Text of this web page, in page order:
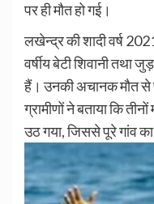
पर ही मौत हो गई।
लखेन्द्र की शादी वर्ष
वर्षीय बेटी शिवानी तथा
हैं। उनकी अचानक मौत से
ग्रामीणों ने बताया कि
उठ गया, जिससे पूरे गांव